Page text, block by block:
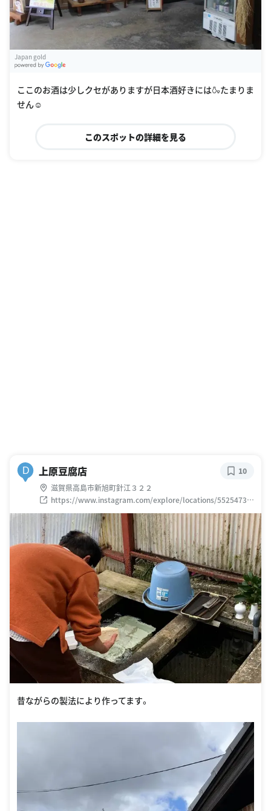
Japan gold
ここのお酒は少しクセがありますが日本酒好きには🍶たまりま
せん☺️
このスポットの詳細を見る
D 上原豆腐店
滋賀県高島市新旭町針江３２２
https://www.instagram.com/explore/locations/55254733
4937902
10
昔ながらの製法により作ってます。